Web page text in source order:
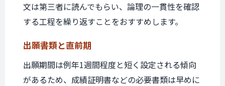
文は第三者に読んでもらい、論理の一貫性を確認
する工程を繰り返すことをおすすめします。
出願書類と直前期
出願期間は例年1週間程度と短く設定される傾向
があるため、成績証明書などの必要書類は早めに